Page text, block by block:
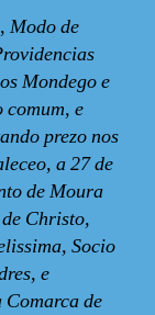
Modo de
Mondego e
comum, e
prezo nos
a 27 de
de Moura
Christo,
Socio
e
Comarca de